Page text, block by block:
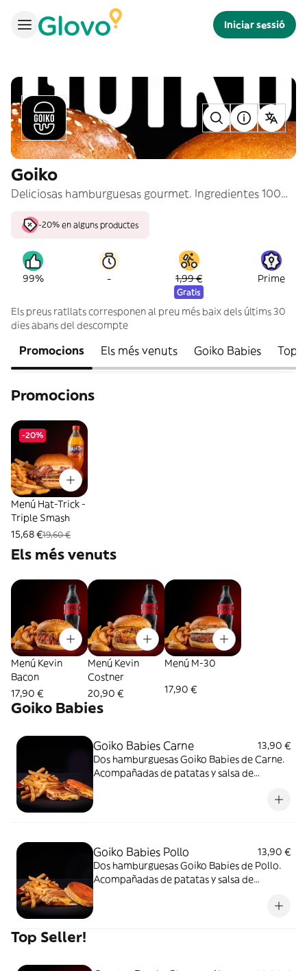
Iniciar sessió
Goiko
Deliciosas hamburguesas gourmet. Ingredientes 100% naturales. Tu cuerpo pide burger y lo sabes. ¡Haz clic y que empiece el ÑAM!
-20% en alguns productes
99% - 1,99 €
Gratis
Prime
Els preus ratllats corresponen al preu més baix dels últims 30
dies abans del descompte
Promocions Els més venuts Goiko Babies Top
Promocions
-20%
Menú Hat-Trick -
Triple Smash
15,68 €19,60 €
Els més venuts
Menú Kevin
Bacon
17,90 €
Menú Kevin
Costner
20,90 €
Menú M-30
17,90 €
Goiko Babies
Goiko Babies Carne
13,90 €
Dos hamburguesas Goiko Babies de Carne.
Acompañadas de patatas y salsa de
Goiko Babies Pollo
13,90 €
Dos hamburguesas Goiko Babies de Pollo.
Acompañadas de patatas y salsa de
Top Seller!